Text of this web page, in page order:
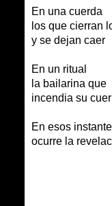
En una cuerda
los que cierran
y se dejan caer
En un ritual
la bailarina que
incendia su
En esos
ocurre la